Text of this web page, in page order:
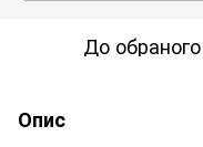
До обраного
Опис